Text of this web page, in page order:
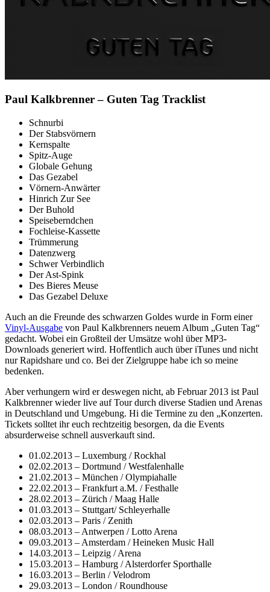
Paul Kalkbrenner – Guten Tag Tracklist
Schnurbi
Der Stabsvörnern
Kernspalte
Spitz-Auge
Globale Gehung
Das Gezabel
Vörnern-Anwärter
Hinrich Zur See
Der Buhold
Speiseberndchen
Fochleise-Kassette
Trümmerung
Datenzwerg
Schwer Verbindlich
Der Ast-Spink
Des Bieres Meuse
Das Gezabel Deluxe
Auch an die Freunde des schwarzen Goldes wurde in Form einer
Vinyl-Ausgabe von Paul Kalkbrenners neuem Album „Guten Tag“
gedacht. Wobei ein Großteil der Umsätze wohl über MP3-
Downloads generiert wird. Hoffentlich auch über iTunes und nicht
nur Rapidshare und co. Bei der Zielgruppe habe ich so meine
bedenken.
Aber verhungern wird er deswegen nicht, ab Februar 2013 ist Paul
Kalkbrenner wieder live auf Tour durch diverse Stadien und Arenas
in Deutschland und Umgebung. Hi die Termine zu den „Konzerten.
Tickets solltet ihr euch rechtzeitig besorgen, da die Events
absurderweise schnell ausverkauft sind.
01.02.2013 – Luxemburg / Rockhal
02.02.2013 – Dortmund / Westfalenhalle
21.02.2013 – München / Olympiahalle
22.02.2013 – Frankfurt a.M. / Festhalle
28.02.2013 – Zürich / Maag Halle
01.03.2013 – Stuttgart/ Schleyerhalle
02.03.2013 – Paris / Zenith
08.03.2013 – Antwerpen / Lotto Arena
09.03.2013 – Amsterdam / Heineken Music Hall
14.03.2013 – Leipzig / Arena
15.03.2013 – Hamburg / Alsterdorfer Sporthalle
16.03.2013 – Berlin / Velodrom
29.03.2013 – London / Roundhouse